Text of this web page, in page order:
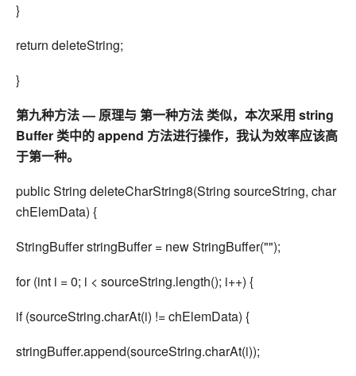
}
return deleteString;
}
第九种方法 — 原理与 第一种方法 类似，本次采用 string
Buffer 类中的 append 方法进行操作，我认为效率应该高
于第一种。
public String deleteCharString8(String sourceString, char
chElemData) {
StringBuffer stringBuffer = new StringBuffer("");
for (int i = 0; i < sourceString.length(); i++) {
if (sourceString.charAt(i) != chElemData) {
stringBuffer.append(sourceString.charAt(i));